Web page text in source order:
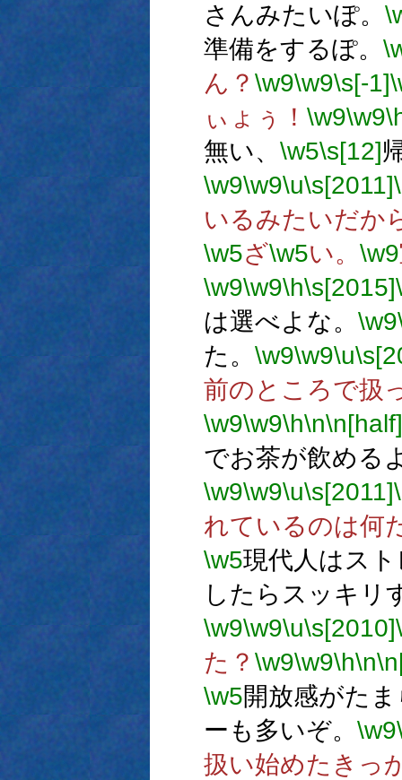
さんみたいぽ。
準備をするぽ。
ん？ \w9\w9\s[-1]
ぃょぅ！ \w9\w9
無い、 \w5\s[12]
\w9\w9\u\s[2011]
いるみたいだか
\w5ざ\w5い。 \w9
\w9\w9\h\s[2015]
は選べよな。 \w9
た。 \w9\w9\u
前のところで扱
\w9\w9\h\n\n[half]
でお茶が飲める
\w9\w9\u\s[2011]
れているのは何
\w5現代人はス
したらスッキリ
\w9\w9\u\s[2010]
た？ \w9\w9\h\n
\w5開放感がた
ーも多いぞ。 \w9
扱い始めたきっ